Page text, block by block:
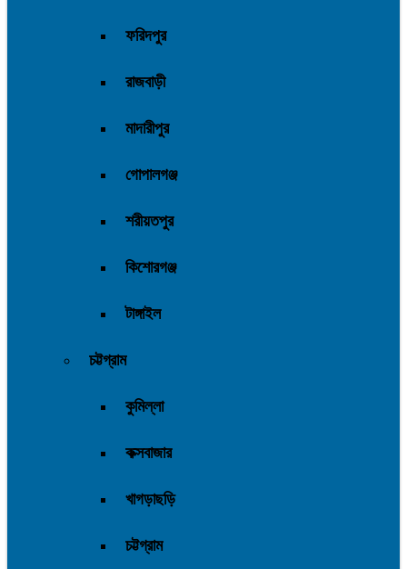
ফরিদপুর
রাজবাড়ী
মাদারীপুর
গোপালগঞ্জ
শরীয়তপুর
কিশোরগঞ্জ
টাঙ্গাইল
চট্টগ্রাম
কুমিল্লা
কক্সবাজার
খাগড়াছড়ি
চট্টগ্রাম